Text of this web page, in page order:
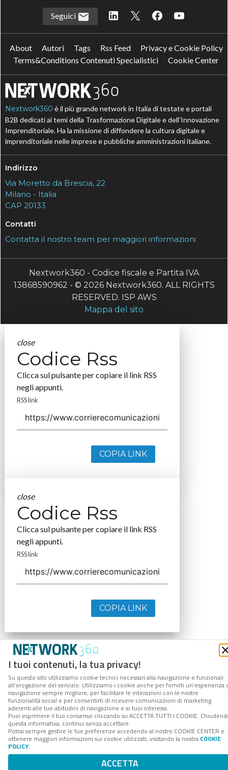
I tuoi contenuti, la tua privacy!
Su questo sito utilizziamo cookie tecnici necessari alla navigazione e funzionali
all’erogazione del servizio. Utilizziamo i cookie anche per fornirti un’esperienza
navigazione sempre migliore, per facilitare le interazioni con le nostre
funzionalità social e per consentirti di ricevere comunicazioni di marketing
aderenti alle tue abitudini di navigazione e ai tuoi interessi.
Puoi esprimere il tuo consenso cliccando su ACCETTA TUTTI I COOKIE.
questa informativa, continui senza accettare.
Potrai sempre gestire le tue preferenze accedendo al nostro COOKIE CENTER e
ottenere maggiori informazioni sui cookie utilizzati, visitando la nostra COOKIE
POLICY.
ACCETTA
Seguici
About Autori Tags Rss Feed
Privacy e Cookie Policy
Terms&Conditions Contenuti Specialistici
Cookie Center
Nextwork360 è il più grande network in Italia di testate e portali
B2B dedicati ai temi della Trasformazione Digitale e dell’Innovazione
Imprenditoriale. Ha la missione di diffondere la cultura digitale e
imprenditoriale nelle imprese e pubbliche amministrazioni italiane.
Indirizzo
Via Moretto da Brescia, 22
Milano - Italia
CAP 20133
Contatti
Contatta il nostro team per maggiori informazioni
Nextwork360 - Codice fiscale e Partita IVA
13868590962 - © 2026 Nextwork360. ALL RIGHTS
RESERVED. ISP AWS
Mappa del sito
close
Codice Rss
Clicca sul pulsante per copiare il link RSS
negli appunti.
RSS link
COPIA LINK
close
Codice Rss
Clicca sul pulsante per copiare il link RSS
negli appunti.
RSS link
COPIA LINK